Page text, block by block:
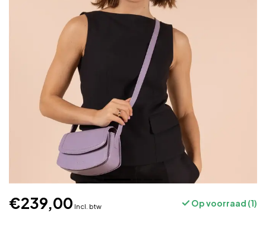
€239,00 Incl. btw Op voorraad (1)